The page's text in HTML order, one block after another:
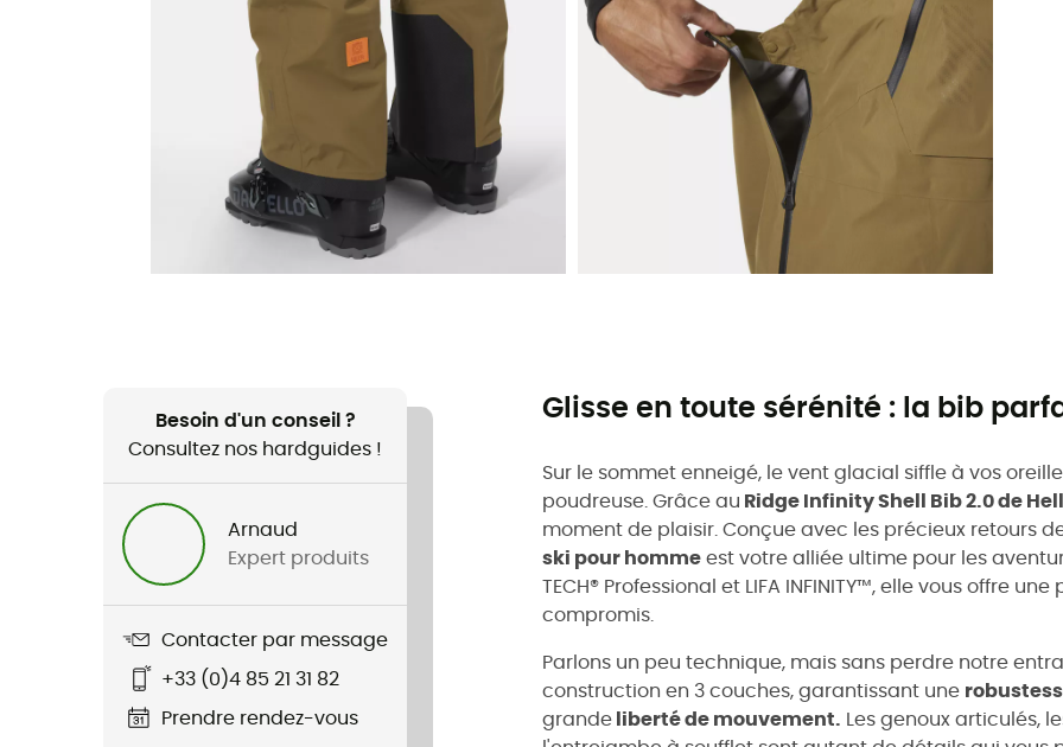
Besoin d'un conseil ?
Consultez nos hardguides !
Arnaud
Expert produits
Contacter par message
+33 (0)4 85 21 31 82
Prendre rendez-vous
Glisse en toute sérénité : la bib
Sur le sommet enneigé, le vent glacial siffle à vos
poudreuse. Grâce au Ridge Infinity Shell Bib 2.0 de
moment de plaisir. Conçue avec les précieux retours
ski pour homme est votre alliée ultime pour les
TECH® Professional et LIFA INFINITY™, elle vous offre
compromis.
Parlons un peu technique, mais sans perdre notre
construction en 3 couches, garantissant une
grande liberté de mouvement. Les genoux articulés,